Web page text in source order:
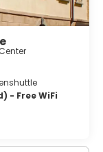
- Free WiFi